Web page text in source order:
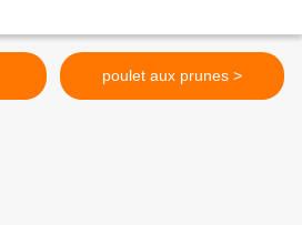
poulet aux prunes >